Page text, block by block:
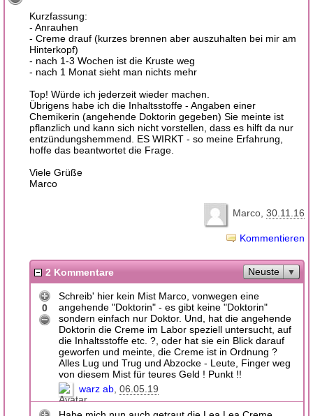
Kurzfassung:
- Anrauhen
- Creme drauf (kurzes brennen aber auszuhalten bei mir am
Hinterkopf)
- nach 1-3 Wochen ist die Kruste weg
- nach 1 Monat sieht man nichts mehr
Top! Würde ich jederzeit wieder machen.
Übrigens habe ich die Inhaltsstoffe - Angaben einer
Chemikerin (angehende Doktorin gegeben) Sie meinte ist
pflanzlich und kann sich nicht vorstellen, dass es hilft da nur
entzündungshemmend. ES WIRKT - so meine Erfahrung,
hoffe das beantwortet die Frage.
Viele Grüße
Marco
Marco 30.11.16
Kommentieren
2 Kommentare Neuste
0
Schreib' hier kein Mist Marco, vonwegen eine
angehende "Doktorin" - es gibt keine "Doktorin"
sondern einfach nur Doktor. Und, hat die angehende
Doktorin die Creme im Labor speziell untersucht, auf
die Inhaltsstoffe etc. ?, oder hat sie ein Blick darauf
geworfen und meinte, die Creme ist in Ordnung ?
Alles Lug und Trug und Abzocke - Leute, Finger weg
von diesem Mist für teures Geld ! Punkt !!
warz ab 06.05.19